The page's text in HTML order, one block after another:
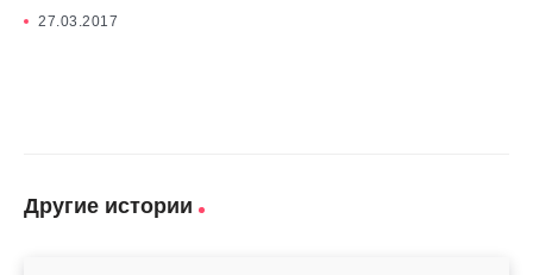
27.03.2017
Другие истории